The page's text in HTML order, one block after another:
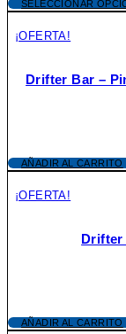
SELECCIONAR
¡OFERTA!
Drifter Bar –
AÑADIR AL CARRITO
¡OFERTA!
Drifter
AÑADIR AL CARRITO